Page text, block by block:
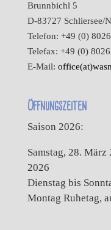
Brunnbichl 5
D-83727 Schliersee/
Telefon: +49 (0)
Telefax: +49 (0)
E-Mail:
Öffnungszeiten
Saison 2026:
Samstag, 28.
2026
Dienstag bis
Montag Ruhetag,